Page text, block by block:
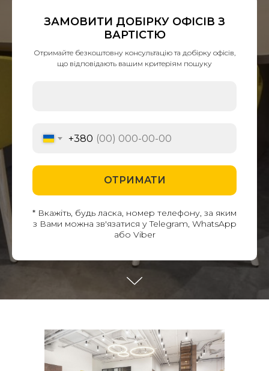
ЗАМОВИТИ ДОБІРКУ ОФІСІВ З
ВАРТІСТЮ
Отримайте безкоштовну консультацію та добірку офісів,
що відповідають вашим критеріям пошуку
+380
ОТРИМАТИ
* Вкажіть, будь ласка, номер телефону, за яким
з Вами можна зв'язатися у Telegram, WhatsApp
або Viber